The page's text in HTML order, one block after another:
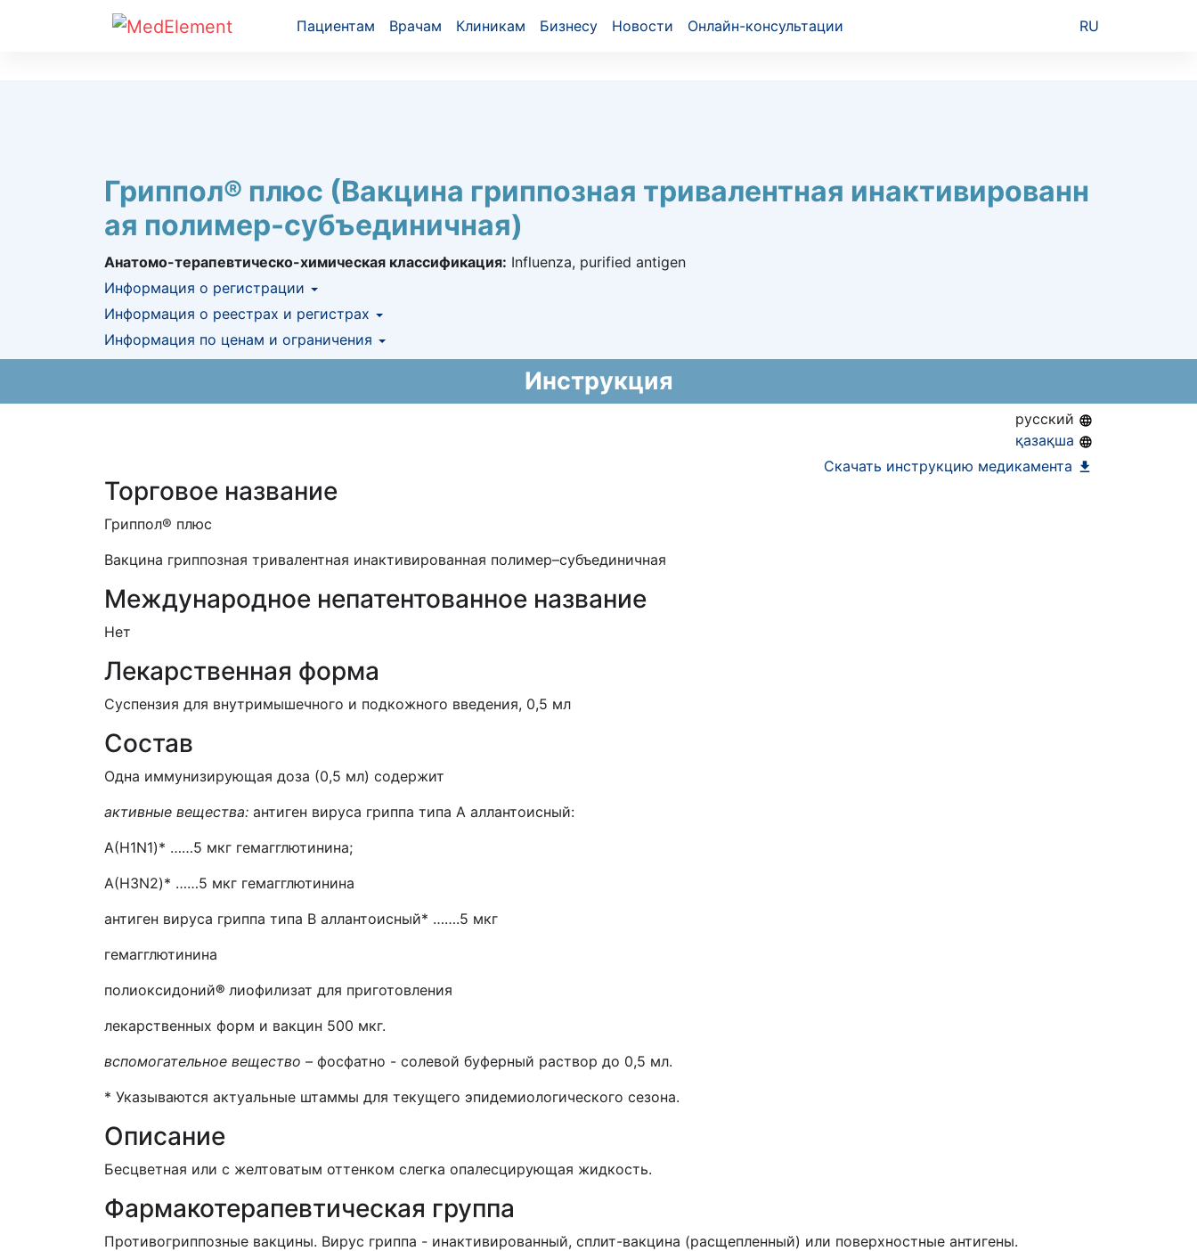
Пациентам Врачам Клиникам Бизнесу Новости Онлайн-консультации RU
Гриппол® плюс (Вакцина гриппозная тривалентная инактивированн
ая полимер-субъединичная)
Анатомо-терапевтическо-химическая классификация: Influenza, purified antigen
Информация о регистрации
Номер регистрации в РК:№ РК-БП-5№019456
Информация о регистрации в РК:27.10.2022 - 27.10.2032
Информация о реестрах и регистрах
КНФ (ЛС включено в Казахстанский национальный формуляр лекарственных средств)
ЕД (Включено в Список ЛС в рамках ГОБМП, подлежащих закупу у Единого дистрибьютора)
Информация по ценам и ограничения
Инструкция
русский
қазақша
Скачать инструкцию медикамента
Торговое название
Гриппол® плюс
Вакцина гриппозная тривалентная инактивированная полимер–субъединичная
Международное непатентованное название
Нет
Лекарственная форма
Суспензия для внутримышечного и подкожного введения, 0,5 мл
Состав
Одна иммунизирующая доза (0,5 мл) содержит
активные вещества: антиген вируса гриппа типа А аллантоисный:
А(Н1N1)* ……5 мкг гемагглютинина;
А(Н3N2)* ……5 мкг гемагглютинина
антиген вируса гриппа типа В аллантоисный* …….5 мкг
гемагглютинина
полиоксидоний® лиофилизат для приготовления
лекарственных форм и вакцин 500 мкг.
вспомогательное вещество – фосфатно - солевой буферный раствор до 0,5 мл.
* Указываются актуальные штаммы для текущего эпидемиологического сезона.
Описание
Бесцветная или с желтоватым оттенком слегка опалесцирующая жидкость.
Фармакотерапевтическая группа
Противогриппозные вакцины. Вирус гриппа - инактивированный, сплит-вакцина (расщепленный) или поверхностные антигены.